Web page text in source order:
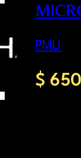
PMU
$